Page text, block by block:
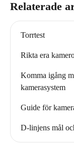
Relaterade
Torrtest
Rikta era
Komma igång
kamerasystem
Guide för
D-linjens mål